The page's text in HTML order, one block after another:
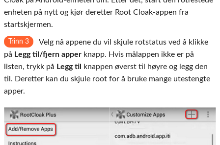
enheten på nytt og kjør deretter Root Cloak-appen fra
startskjermen.
Trinn 3
Velg nå appene du vil skjule rotstatus ved å klikke
på Legg til/fjern apper knapp. Hvis målappen ikke er på
listen, trykk på Legg til
knappen øverst til høyre og legg den
til. Deretter kan du skjule root for å bruke mange utestengte
apper.